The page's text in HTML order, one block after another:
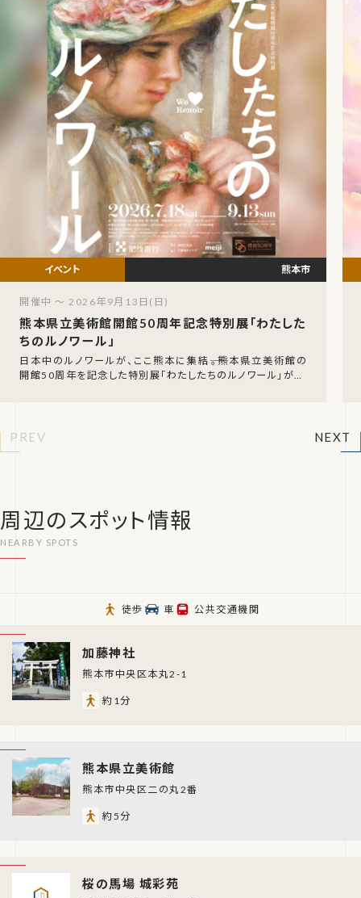
熊本県立美術館開館50周年記念特別展「わたした
ちのルノワール」
日本中のルノワールが、ここ熊本に集結――。熊本県立美術館の
開館50周年を記念した特別展「わたしたちのルノワール」が、2
熊本市
開催中 ～ 2026年9月13日(日)
PREV NEXT
周辺のスポット情報
徒歩 車 公共交通機関
加藤神社
熊本市中央区本丸2-1
約1分
熊本県立美術館
熊本市中央区二の丸2番
約5分
桜の馬場 城彩苑